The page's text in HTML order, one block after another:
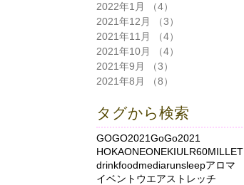
2022年1月
（4）
2021年12月
（3）
2021年11月
（4）
2021年10月
（4）
2021年9月
（3）
2021年8月
（8）
タグから検索
GOGO2021GoGo2021
HOKAONEONEKIULR60MILLET
drinkfoodmediarunsleepアロマ
イベント ウエアストレッチ